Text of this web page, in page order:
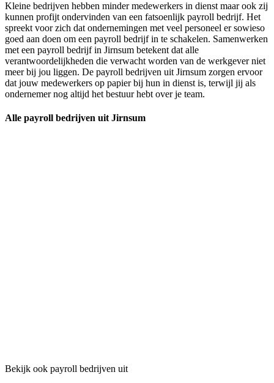
Kleine bedrijven hebben minder medewerkers in dienst maar ook zij
kunnen profijt ondervinden van een fatsoenlijk payroll bedrijf. Het
spreekt voor zich dat ondernemingen met veel personeel er sowieso
goed aan doen om een payroll bedrijf in te schakelen. Samenwerken
met een payroll bedrijf in Jirnsum betekent dat alle
verantwoordelijkheden die verwacht worden van de werkgever niet
meer bij jou liggen. De payroll bedrijven uit Jirnsum zorgen ervoor
dat jouw medewerkers op papier bij hun in dienst is, terwijl jij als
ondernemer nog altijd het bestuur hebt over je team.
Alle payroll bedrijven uit Jirnsum
Bekijk ook payroll bedrijven uit